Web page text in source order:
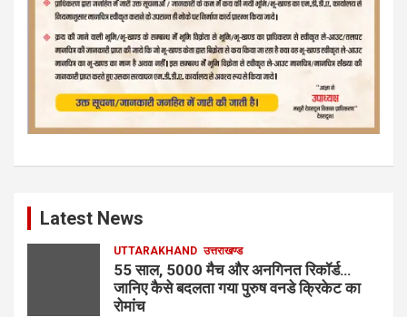
Latest News
UTTARAKHAND उत्तराखण्ड
55 साल, 5000 मैच और अनगिनत रिकॉर्ड…
जानिए कैसे बदलता गया पुरुष वनडे क्रिकेट का
रोमांच